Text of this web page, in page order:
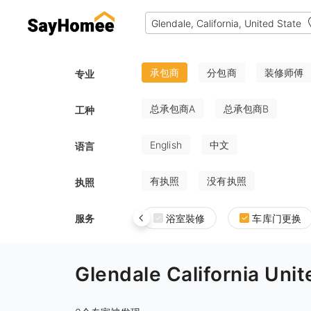
专业 承包商 分包商 装修师傅
工种 总承包商A 总承包商B
语言 English 中文
执照 有执照 没有执照
服务 浴室裝修 车库门更换
Glendale California